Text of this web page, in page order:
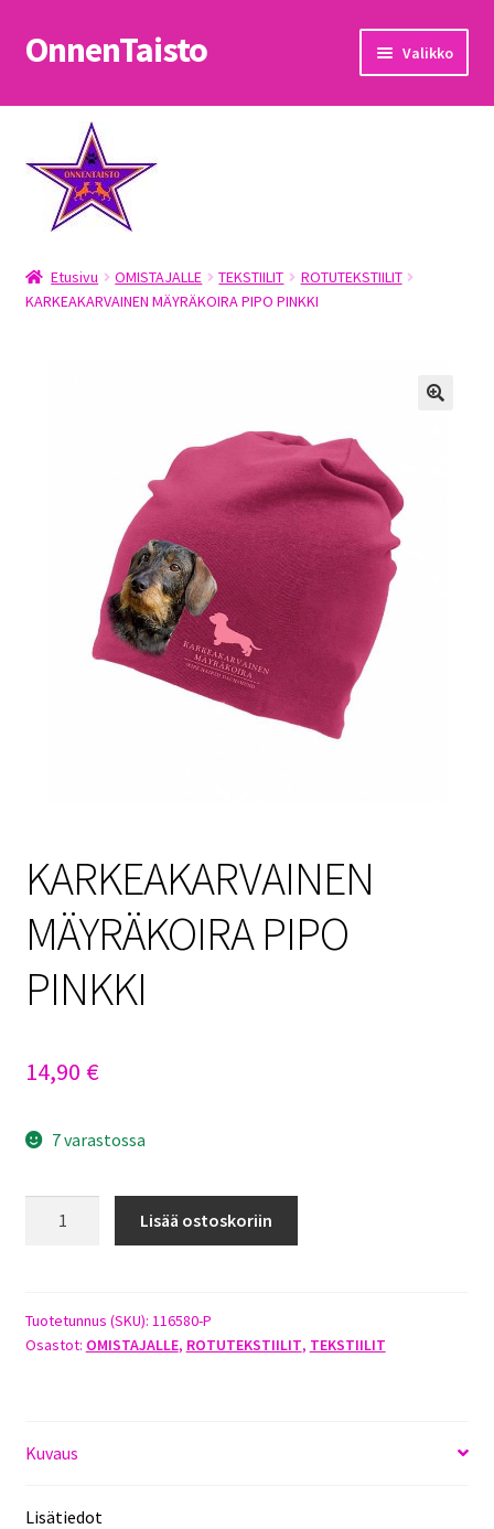
Siirry
navigointiin
Siirry
sisältöön
OnnenTaisto Valikko
Etusivu
Kassa
Oma tili
OnnenTaisto
Tietosuojaseloste
Toimitusehdot
Etusivu OMISTAJALLE TEKSTIILIT
ROTUTEKSTIILIT
KARKEAKARVAINEN MÄYRÄKOIRA PIPO PINKKI
KARKEAKARVAINEN
MÄYRÄKOIRA PIPO
PINKKI
14,90 €
7 varastossa
määrä
Lisää ostoskoriin
Tuotetunnus (SKU): 116580-P
Osastot: OMISTAJALLE, ROTUTEKSTIILIT, TEKSTIILIT
Kuvaus
Lisätiedot